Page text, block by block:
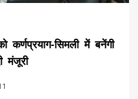
कर्णप्रयाग-सिमली में बनेंगी
मंजूरी